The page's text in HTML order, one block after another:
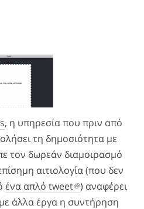
, η υπηρεσία που πριν από
τη δημοσιότητα με
τον δωρεάν διαμοιρασμό
αιτιολογία (που δεν
ένα απλό tweet ) αναφέρει
άλλα έργα η συντήρηση